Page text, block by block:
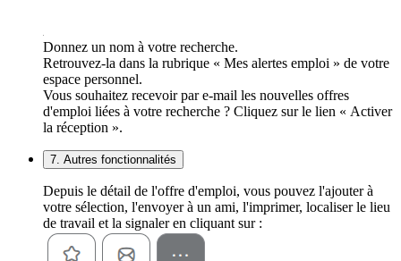
Donnez un nom à votre recherche.
Retrouvez-la dans la rubrique « Mes alertes emploi » de votre
espace personnel.
Vous souhaitez recevoir par e-mail les nouvelles offres
d'emploi liées à votre recherche ? Cliquez sur le lien « Activer
la réception ».
7. Autres fonctionnalités
Depuis le détail de l'offre d'emploi, vous pouvez l'ajouter à
votre sélection, l'envoyer à un ami, l'imprimer, localiser le lieu
de travail et la signaler en cliquant sur :